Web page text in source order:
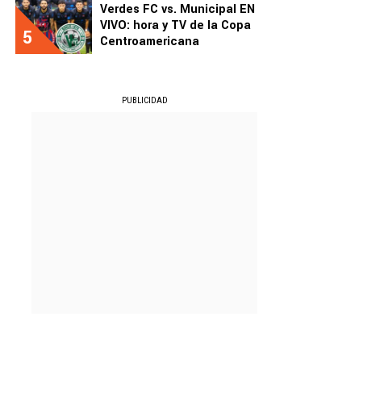
5
Verdes FC vs. Municipal EN
VIVO: hora y TV de la Copa
Centroamericana
PUBLICIDAD